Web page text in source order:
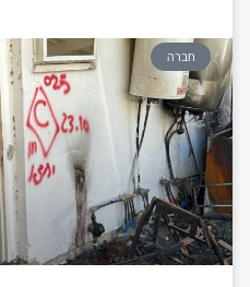
חברה